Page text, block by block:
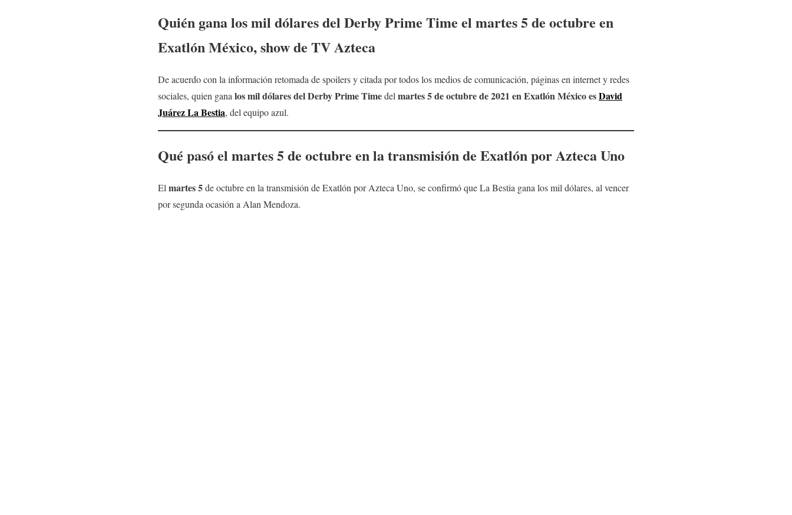
Quién gana los mil dólares del Derby Prime Time el martes 5 de octubre en
ExatlónMéxico, show de TV Azteca
De acuerdo con la información retomada de spoilers y citada por todos los medios de comunicación, páginas en internet y redes
sociales, quien gana los mil dólares delDerby Prime Timedel martes 5de octubrede 2021 en Exatlón MéxicoesDavid
Juárez La Bestia, del equipo azul.
Qué pasó el martes 5 de octubre en la transmisión de Exatlón por Azteca Uno
El martes 5de octubre en la transmisión de Exatlón por Azteca Uno, se confirmó que La Bestia gana los mil dólares, al vencer
por segunda ocasión a Alan Mendoza.